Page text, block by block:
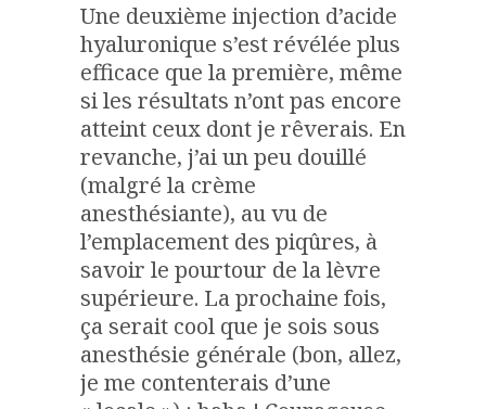
Une deuxième injection d’acide
hyaluronique s’est révélée plus
efficace que la première, même
si les résultats n’ont pas encore
atteint ceux dont je rêverais. En
revanche, j’ai un peu douillé
(malgré la crème
anesthésiante), au vu de
l’emplacement des piqûres, à
savoir le pourtour de la lèvre
supérieure. La prochaine fois,
ça serait cool que je sois sous
anesthésie générale (bon, allez,
je me contenterais d’une